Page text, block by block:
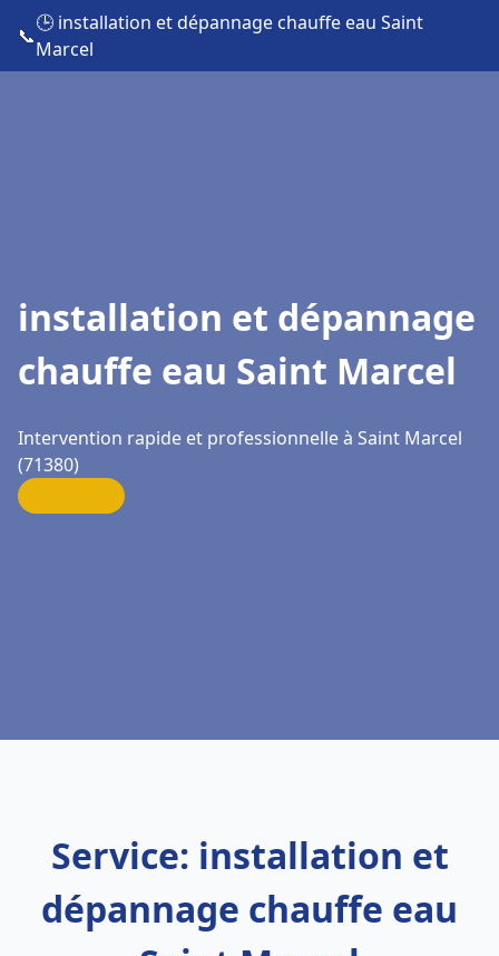
📞
🕒 installation et dépannage chauffe eau Saint
Marcel
installation et dépannage
chauffe eau Saint Marcel
Intervention rapide et professionnelle à Saint Marcel
(71380)
Service: installation et
dépannage chauffe eau